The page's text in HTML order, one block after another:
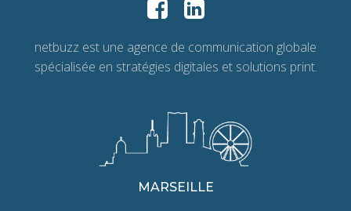
netbuzz est une agence de communication globale
spécialisée en stratégies digitales et solutions print.
MARSEILLE